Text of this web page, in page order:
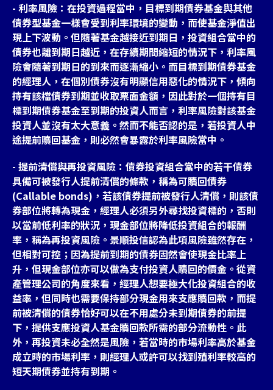
- 利率風險：在投資過程當中，目標到期債券基金與其他
債券型基金一樣會受到利率環境的變動，而使基金淨值出
現上下波動。但隨著基金越接近到期日，投資組合當中的
債券也離到期日越近，在存續期間縮短的情況下，利率風
險會隨著到期日的到來而逐漸縮小。而目標到期債券基金
的經理人，在個別債券沒有明顯信用惡化的情況下，傾向
持有該檔債券到期並收取票面金額，因此對於一個持有目
標到期債券基金至到期的投資人而言，利率風險對該基金
投資人並沒有太大意義。然而不能否認的是，若投資人中
途提前贖回基金，則必然會暴露於利率風險當中。
- 提前清償與再投資風險：債券投資組合當中的若干債券
具備可被發行人提前清償的條款，稱為可贖回債券
(Callable bonds)，若該債券提前被發行人清償，則該債
券部位將轉為現金，經理人必須另外尋找投資標的，否則
以當前低利率的狀況，現金部位將降低投資組合的報酬
率，稱為再投資風險。景順投信認為此項風險雖然存在，
但相對可控；因為提前到期的債券固然會使現金比率上
升，但現金部位亦可以做為支付投資人贖回的價金。從資
產管理公司的角度來看，經理人想要極大化投資組合的收
益率，但同時也需要保持部分現金用來支應贖回款，而提
前被清償的債券恰好可以在不用處分未到期債券的前提
下，提供支應投資人基金贖回款所需的部分流動性。此
外，再投資未必全然是風險，若當時的市場利率高於基金
成立時的市場利率，則經理人或許可以找到殖利率較高的
短天期債券並持有到期。